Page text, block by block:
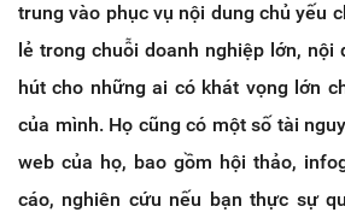
trung vào phục vụ nội dung chủ yếu
lẻ trong chuỗi doanh nghiệp lớn, nội
hút cho những ai có khát vọng lớn
của mình. Họ cũng có một số tài
web của họ, bao gồm hội thảo,
cáo, nghiên cứu nếu bạn thực sự